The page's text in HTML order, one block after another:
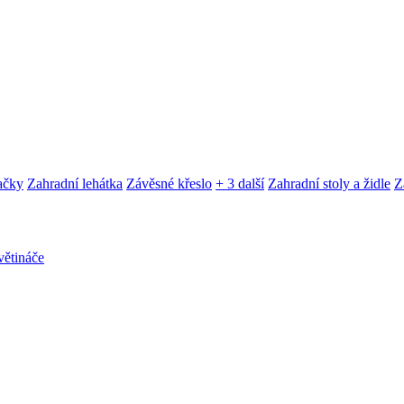
Zahradní lehátka Závěsné křeslo + 3 další Zahradní stoly a židle